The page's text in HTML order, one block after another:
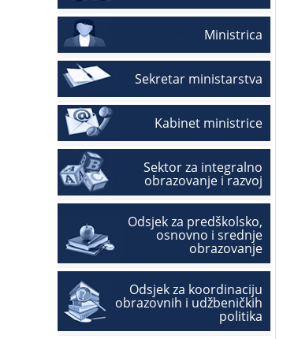
Ministrica
Sekretar ministarstva
Kabinet ministrice
Sektor za integralno
obrazovanje i razvoj
Odsjek za predškolsko,
osnovno i srednje
obrazovanje
Odsjek za koordinaciju
obrazovnih i udžbeničkih
politika